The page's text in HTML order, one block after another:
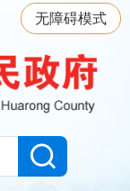
无障碍模式